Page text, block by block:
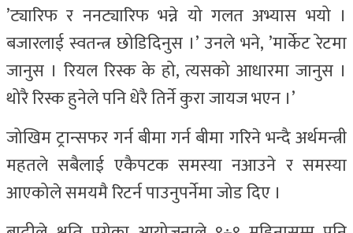
’ट्यारिफ र ननट्यारिफ भन्ने यो गलत अभ्यास भयो ।
बजारलाई स्वतन्त्र छोडिदिनुस ।’ उनले भने, ’मार्केट रेटमा
जानुस । रियल रिस्क के हो, त्यसको आधारमा जानुस ।
थोरै रिस्क हुनेले पनि धेरै तिर्ने कुरा जायज भएन ।’
जोखिम ट्रान्सफर गर्न बीमा गर्न बीमा गरिने भन्दै अर्थमन्त्री
महतले सबैलाई एकैपटक समस्या नआउने र समस्या
आएकोले समयमै रिटर्न पाउनुपर्नेमा जोड दिए ।